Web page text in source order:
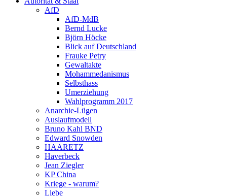
AfD
AfD-MdB
Bernd Lucke
Björn Höcke
Blick auf Deutschland
Frauke Petry
Gewaltakte
Mohammedanismus
Selbsthass
Umerziehung
Wahlprogramm 2017
Anarchie-Lügen
Auslaufmodell
Bruno Kahl BND
Edward Snowden
HAARETZ
Haverbeck
Jean Ziegler
KP China
Kriege - warum?
Liebe